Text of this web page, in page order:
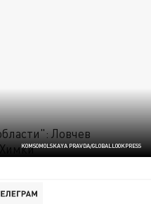
KOMSOMOLSKAYA PRAVDA/GLOBALLOOKPRESS